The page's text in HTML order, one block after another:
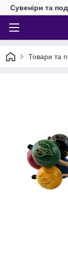
Сувеніри та
Товари та